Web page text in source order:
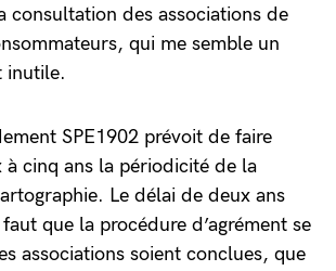
consultation des associations de
qui me semble un
inutile.
SPE1902 prévoit de faire
à cinq ans la périodicité de la
Le délai de deux ans
que la procédure d’agrément se
associations soient conclues, que